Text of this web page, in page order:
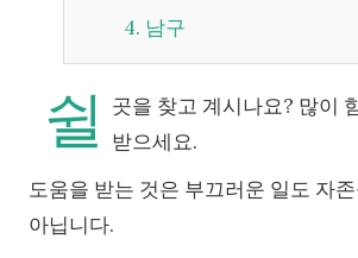
4. 남구
쉴
곳을 찾고 계시나요? 많이
받으세요.
도움을 받는 것은 부끄러운 일도 자
아닙니다.